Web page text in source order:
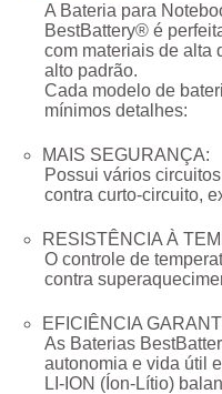
A Bateria para
BestBattery® é
com materiais de alta
alto padrão.
Cada modelo de
mínimos detalhes:
MAIS SEGURANÇA:
Possui vários
contra curto-circuito,
RESISTÊNCIA À
O controle de
contra
EFICIÊNCIA
As Baterias
autonomia e vida útil
LI-ION (Íon-Lítio)